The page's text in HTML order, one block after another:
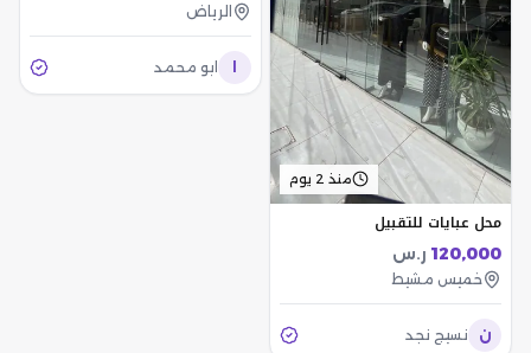
منذ 2 يوم
محل عبايات للتقبيل
120,000 ر.س
خميس مشيط
ن نسيج نجد
الرياض
ابو محمد